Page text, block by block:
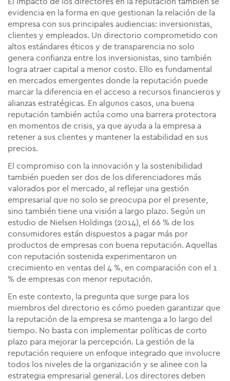
evidencia en la forma en que gestionan la relación de la
empresa con sus principales audiencias: inversionistas,
clientes y empleados. Un directorio comprometido con
altos estándares éticos y de transparencia no solo
genera confianza entre los inversionistas, sino también
logra atraer capital a menor costo. Ello es fundamental
en mercados emergentes donde la reputación puede
marcar la diferencia en el acceso a recursos financieros y
alianzas estratégicas. En algunos casos, una buena
reputación también actúa como una barrera protectora
en momentos de crisis, ya que ayuda a la empresa a
retener a sus clientes y mantener la estabilidad en sus
precios.
El compromiso con la innovación y la sostenibilidad
también pueden ser dos de los diferenciadores más
valorados por el mercado, al reflejar una gestión
empresarial que no solo se preocupa por el presente,
sino también tiene una visión a largo plazo. Según un
estudio de Nielsen Holdings (2014), el 66 % de los
consumidores están dispuestos a pagar más por
productos de empresas con buena reputación. Aquellas
con reputación sostenida experimentaron un
crecimiento en ventas del 4 %, en comparación con el 1
% de empresas con menor reputación.
En este contexto, la pregunta que surge para los
miembros del directorio es cómo pueden garantizar que
la reputación de la empresa se mantenga a lo largo del
tiempo. No basta con implementar políticas de corto
plazo para mejorar la percepción. La gestión de la
reputación requiere un enfoque integrado que involucre
todos los niveles de la organización y se alinee con la
estrategia empresarial general. Los directores deben